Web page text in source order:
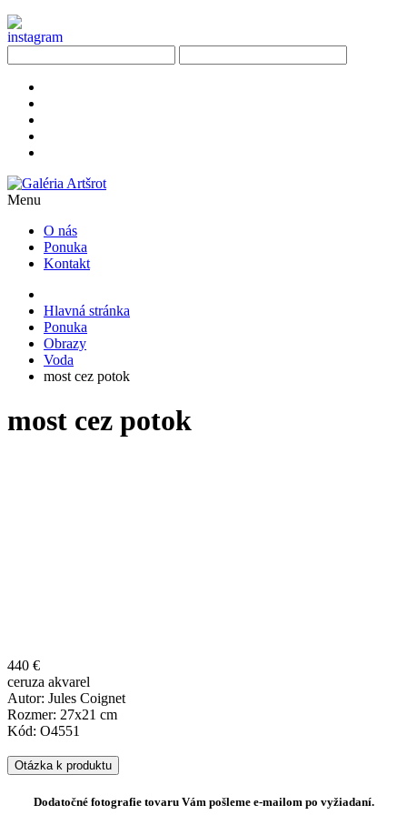
Menu
O nás
Ponuka
Kontakt
Hlavná stránka
Ponuka
Obrazy
Voda
most cez potok
most cez potok
440 €
ceruza akvarel
Autor: Jules Coignet
Rozmer: 27x21 cm
Kód: O4551
Otázka k produktu
Dodatočné fotografie tovaru Vám pošleme e-mailom po vyžiadaní.